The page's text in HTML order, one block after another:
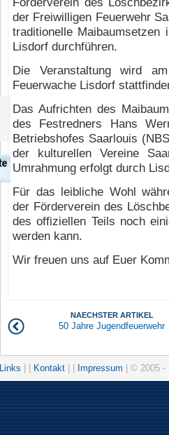
der Freiwilligen Feuerwehr
traditionelle Maibaumsetzen
Lisdorf durchführen.
Die Veranstaltung wird
Feuerwache Lisdorf
Das Aufrichten des
des Festredners Hans
Betriebshofes Saarlouis
der kulturellen Vereine
Umrahmung erfolgt durch
Für das leibliche Wohl
der Förderverein des
des offiziellen Teils noch
werden kann.
Wir freuen uns auf Euer
NAECHSTER ARTIKEL
50 Jahre Jugendfeuerwehr
Links Kontakt Impressum | © 2005 -